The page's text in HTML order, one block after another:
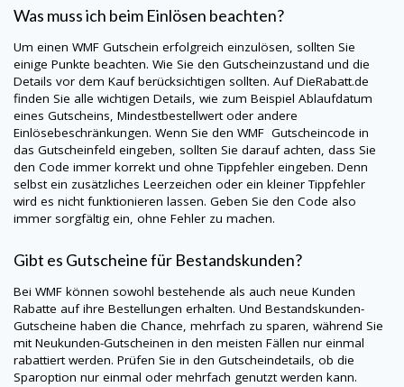
Was muss ich beim Einlösen beachten?
Um einen WMF Gutschein erfolgreich einzulösen, sollten Sie
einige Punkte beachten. Wie Sie den Gutscheinzustand und die
Details vor dem Kauf berücksichtigen sollten. AufDieRabatt.de
finden Sie alle wichtigen Details, wie zum Beispiel Ablaufdatum
eines Gutscheins, Mindestbestellwert oder andere
Einlösebeschränkungen. Wenn Sie den WMF Gutscheincode in
das Gutscheinfeld eingeben, sollten Sie darauf achten, dass Sie
den Code immer korrekt und ohne Tippfehler eingeben. Denn
selbst ein zusätzliches Leerzeichen oder ein kleiner Tippfehler
wird es nicht funktionieren lassen. Geben Sie den Code also
immer sorgfältig ein, ohne Fehler zu machen.
Gibt es Gutscheine für Bestandskunden?
Bei WMF können sowohl bestehende als auch neue Kunden
Rabatte auf ihre Bestellungen erhalten. Und Bestandskunden-
Gutscheine haben die Chance, mehrfach zu sparen, während Sie
mit Neukunden-Gutscheinen in den meisten Fällen nur einmal
rabattiert werden. Prüfen Sie in den Gutscheindetails, ob die
Sparoption nur einmal oder mehrfach genutzt werden kann.